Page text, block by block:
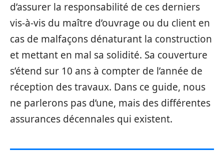
d’assurer la responsabilité de ces derniers
vis-à-vis du maître d’ouvrage ou du client en
cas de malfaçons dénaturant la construction
et mettant en mal sa solidité. Sa couverture
s’étend sur 10 ans à compter de l’année de
réception des travaux. Dans ce guide, nous
ne parlerons pas d’une, mais des différentes
assurances décennales qui existent.